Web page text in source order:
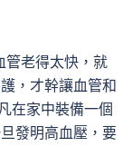
管老得太快，就
，才幹讓血管和
在家中裝備一個
發明高血壓，要